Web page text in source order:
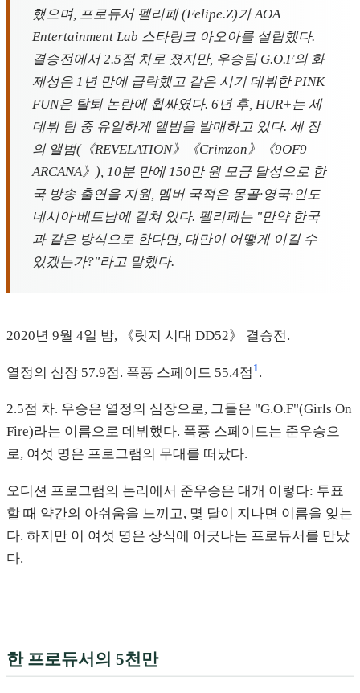
했으며, 프로듀서 펠리페 (Felipe.Z)가 AOA
Entertainment Lab 스타링크 아오아를 설립했다.
결승전에서 2.5점 차로 졌지만, 우승팀 G.O.F의 화
제성은 1년 만에 급락했고 같은 시기 데뷔한 PINK
FUN은 탈퇴 논란에 휩싸였다. 6년 후, HUR+는 세
데뷔 팀 중 유일하게 앨범을 발매하고 있다. 세 장
의 앨범(《REVELATION》《Crimzon》《9OF9
ARCANA》), 10분 만에 150만 원 모금 달성으로 한
국 방송 출연을 지원, 멤버 국적은 몽골·영국·인도
네시아·베트남에 걸쳐 있다. 펠리페는 "만약 한국
과 같은 방식으로 한다면, 대만이 어떻게 이길 수
있겠는가?"라고 말했다.
2020년 9월 4일 밤, 《릿지 시대 DD52》 결승전.
열정의 심장 57.9점. 폭풍 스페이드 55.4점 1.
2.5점 차. 우승은 열정의 심장으로, 그들은 "G.O.F"(Girls On
Fire)라는 이름으로 데뷔했다. 폭풍 스페이드는 준우승으
로, 여섯 명은 프로그램의 무대를 떠났다.
오디션 프로그램의 논리에서 준우승은 대개 이렇다: 투표
할 때 약간의 아쉬움을 느끼고, 몇 달이 지나면 이름을 잊는
다. 하지만 이 여섯 명은 상식에 어긋나는 프로듀서를 만났
다.
한 프로듀서의 5천만